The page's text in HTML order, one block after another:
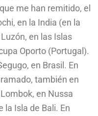
me han remitido, el
en la India (en la
en las Islas
Oporto (Portugal).
en Brasil. En
también en
en Nussa
la Isla de Bali. En